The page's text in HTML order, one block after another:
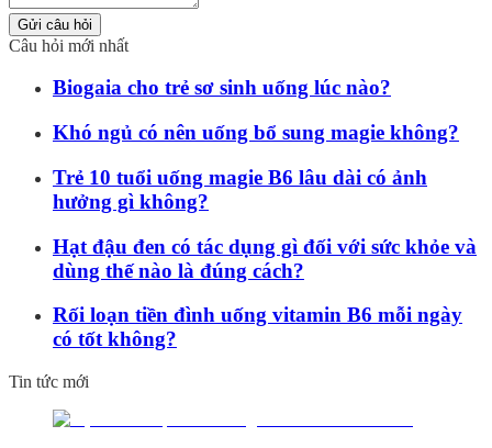
Gửi câu hỏi
Câu hỏi mới nhất
Biogaia cho trẻ sơ sinh uống lúc nào?
Khó ngủ có nên uống bổ sung magie không?
Trẻ 10 tuổi uống magie B6 lâu dài có ảnh
hưởng gì không?
Hạt đậu đen có tác dụng gì đối với sức khỏe và
dùng thế nào là đúng cách?
Rối loạn tiền đình uống vitamin B6 mỗi ngày
có tốt không?
Tin tức mới